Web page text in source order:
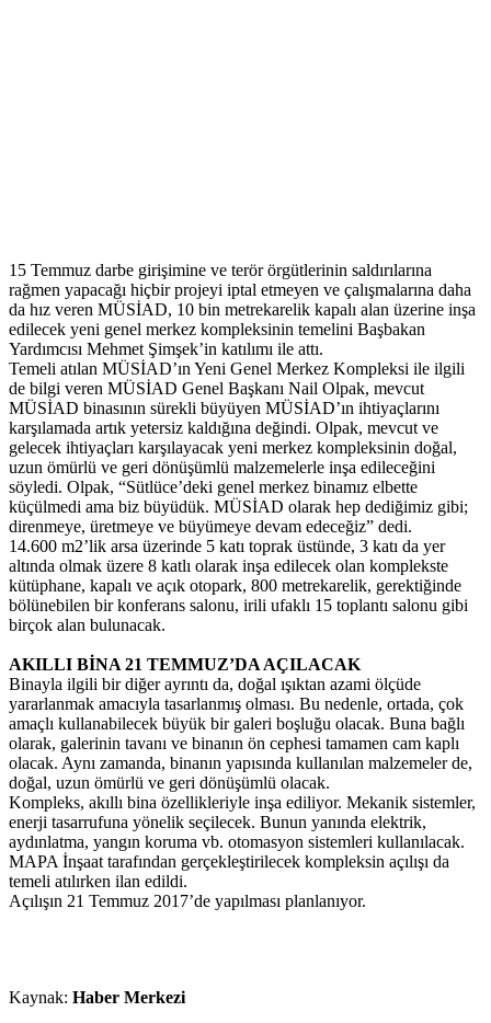
15 Temmuz darbe girişimine ve terör örgütlerinin saldırılarına
rağmen yapacağı hiçbir projeyi iptal etmeyen ve çalışmalarına daha
da hız veren MÜSİAD, 10 bin metrekarelik kapalı alan üzerine inşa
edilecek yeni genel merkez kompleksinin temelini Başbakan
Yardımcısı Mehmet Şimşek’in katılımı ile attı.
Temeli atılan MÜSİAD’ın Yeni Genel Merkez Kompleksi ile ilgili
de bilgi veren MÜSİAD Genel Başkanı Nail Olpak, mevcut
MÜSİAD binasının sürekli büyüyen MÜSİAD’ın ihtiyaçlarını
karşılamada artık yetersiz kaldığına değindi. Olpak, mevcut ve
gelecek ihtiyaçları karşılayacak yeni merkez kompleksinin doğal,
uzun ömürlü ve geri dönüşümlü malzemelerle inşa edileceğini
söyledi. Olpak, “Sütlüce’deki genel merkez binamız elbette
küçülmedi ama biz büyüdük. MÜSİAD olarak hep dediğimiz gibi;
direnmeye, üretmeye ve büyümeye devam edeceğiz” dedi.
14.600 m2’lik arsa üzerinde 5 katı toprak üstünde, 3 katı da yer
altında olmak üzere 8 katlı olarak inşa edilecek olan komplekste
kütüphane, kapalı ve açık otopark, 800 metrekarelik, gerektiğinde
bölünebilen bir konferans salonu, irili ufaklı 15 toplantı salonu gibi
birçok alan bulunacak.
AKILLI BİNA 21 TEMMUZ’DA AÇILACAK
Binayla ilgili bir diğer ayrıntı da, doğal ışıktan azami ölçüde
yararlanmak amacıyla tasarlanmış olması. Bu nedenle, ortada, çok
amaçlı kullanabilecek büyük bir galeri boşluğu olacak. Buna bağlı
olarak, galerinin tavanı ve binanın ön cephesi tamamen cam kaplı
olacak. Aynı zamanda, binanın yapısında kullanılan malzemeler de,
doğal, uzun ömürlü ve geri dönüşümlü olacak.
Kompleks, akıllı bina özellikleriyle inşa ediliyor. Mekanik sistemler,
enerji tasarrufuna yönelik seçilecek. Bunun yanında elektrik,
aydınlatma, yangın koruma vb. otomasyon sistemleri kullanılacak.
MAPA İnşaat tarafından gerçekleştirilecek kompleksin açılışı da
temeli atılırken ilan edildi.
Açılışın 21 Temmuz 2017’de yapılması planlanıyor.
Kaynak: Haber Merkezi